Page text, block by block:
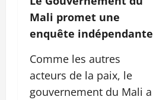
Mali promet une
enquête indépendante
Comme les autres
acteurs de la paix, le
gouvernement du Mali a